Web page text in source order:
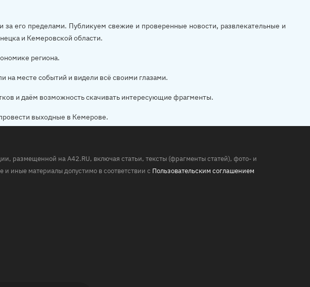
за его пределами. Публикуем свежие и проверенные новости, развлекательные и
и Кемеровской области.
региона.
на месте событий и видели всё своими глазами.
и даём возможность скачивать интересующие фрагменты.
выходные в Кемерове.
размещенной на A42.RU, включая статьи, тексты (фрагменты статей), фото- и
иные материалы допустимо в соответствии с Пользовательским соглашением